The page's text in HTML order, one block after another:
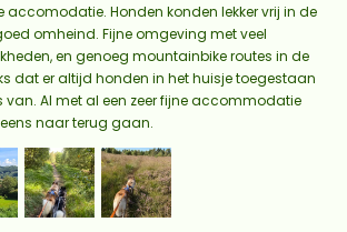
accomodatie. Honden konden lekker vrij in de
omheind. Fijne omgeving met veel
en genoeg mountainbike routes in de
dat er altijd honden in het huisje toegestaan
van. Al met al een zeer fijne accommodatie
naar terug gaan.